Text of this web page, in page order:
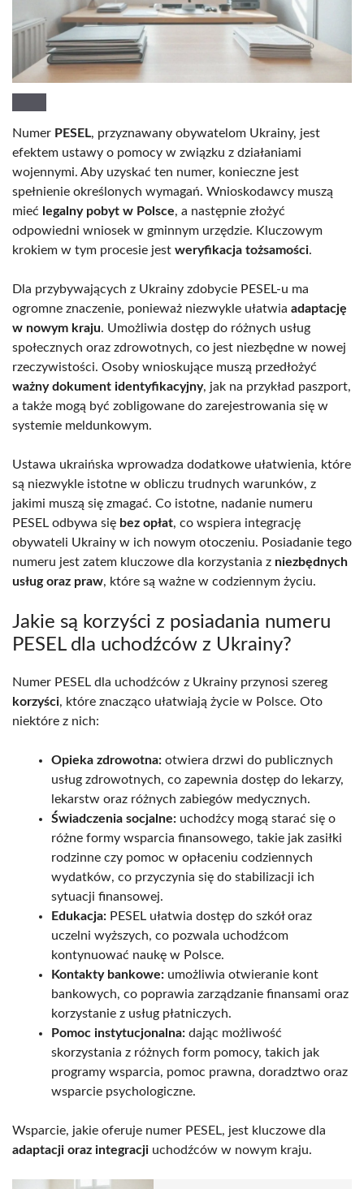
Numer PESEL, przyznawany obywatelom Ukrainy, jest
efektem ustawy o pomocy w związku z działaniami
wojennymi. Aby uzyskać ten numer, konieczne jest
spełnienie określonych wymagań. Wnioskodawcy muszą
mieć legalny pobyt w Polsce, a następnie złożyć
odpowiedni wniosek w gminnym urzędzie. Kluczowym
krokiem w tym procesie jest weryfikacja tożsamości.
Dla przybywających z Ukrainy zdobycie PESEL-u ma
ogromne znaczenie, ponieważ niezwykle ułatwia adaptację
w nowym kraju. Umożliwia dostęp do różnych usług
społecznych oraz zdrowotnych, co jest niezbędne w nowej
rzeczywistości. Osoby wnioskujące muszą przedłożyć
ważny dokument identyfikacyjny, jak na przykład paszport,
a także mogą być zobligowane do zarejestrowania się w
systemie meldunkowym.
Ustawa ukraińska wprowadza dodatkowe ułatwienia, które
są niezwykle istotne w obliczu trudnych warunków, z
jakimi muszą się zmagać. Co istotne, nadanie numeru
PESEL odbywa się bez opłat, co wspiera integrację
obywateli Ukrainy w ich nowym otoczeniu. Posiadanie tego
numeru jest zatem kluczowe dla korzystania z niezbędnych
usług oraz praw, które są ważne w codziennym życiu.
Jakie są korzyści z posiadania numeru
PESEL dla uchodźców z Ukrainy?
Numer PESEL dla uchodźców z Ukrainy przynosi szereg
korzyści, które znacząco ułatwiają życie w Polsce. Oto
niektóre z nich:
Opieka zdrowotna: otwiera drzwi do publicznych
usług zdrowotnych, co zapewnia dostęp do lekarzy,
lekarstw oraz różnych zabiegów medycznych.
Świadczenia socjalne: uchodźcy mogą starać się o
różne formy wsparcia finansowego, takie jak zasiłki
rodzinne czy pomoc w opłaceniu codziennych
wydatków, co przyczynia się do stabilizacji ich
sytuacji finansowej.
Edukacja: PESEL ułatwia dostęp do szkół oraz
uczelni wyższych, co pozwala uchodźcom
kontynuować naukę w Polsce.
Kontakty bankowe: umożliwia otwieranie kont
bankowych, co poprawia zarządzanie finansami oraz
korzystanie z usług płatniczych.
Pomoc instytucjonalna: dając możliwość
skorzystania z różnych form pomocy, takich jak
programy wsparcia, pomoc prawna, doradztwo oraz
wsparcie psychologiczne.
Wsparcie, jakie oferuje numer PESEL, jest kluczowe dla
adaptacji oraz integracji uchodźców w nowym kraju.